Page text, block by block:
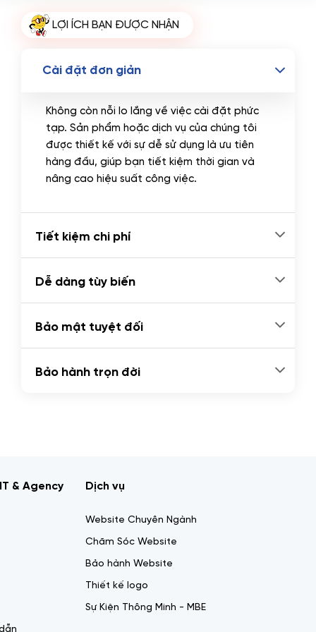
Tên miền Quốc tế(+350.000 VND)
LỢI ÍCH BẠN ĐƯỢC NHẬN
Cài đặt đơn giản
Không còn nỗi lo lắng về việc cài đặt phức
tạp. Sản phẩm hoặc dịch vụ của chúng tôi
được thiết kế với sự dễ sử dụng là ưu tiên
hàng đầu, giúp bạn tiết kiệm thời gian và
nâng cao hiệu suất công việc.
Tiết kiệm chi phí
Dễ dàng tùy biến
Bảo mật tuyệt đối
Bảo hành trọn đời
& Agency Dịch vụ
Website Chuyên Ngành
Chăm Sóc Website
Bảo hành Website
Thiết kế logo
Sự Kiện Thông Minh - MBE